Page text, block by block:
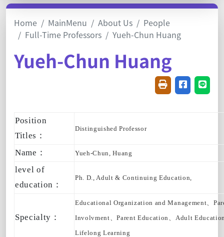
Home MainMenu About Us
People
Full-Time Professors
Yueh-Chun Huang
Yueh-Chun Huang
FriendlyShare on
Position
Titles：
Distinguished Professor
Name： Yueh-Chun, Huang
level of
education：
Ph. D., Adult & Continuing Education,
Specialty：
Educational Organization and Management、
Involvment、Parent Education
Adult
Lifelong Learning